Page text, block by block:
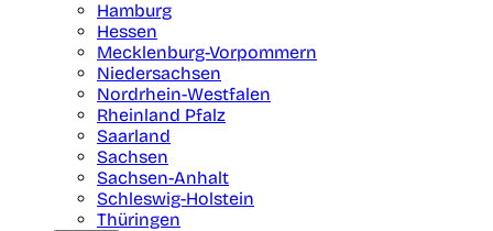
Hamburg
Hessen
Mecklenburg-Vorpommern
Niedersachsen
Nordrhein-Westfalen
Rheinland Pfalz
Saarland
Sachsen
Sachsen-Anhalt
Schleswig-Holstein
Thüringen